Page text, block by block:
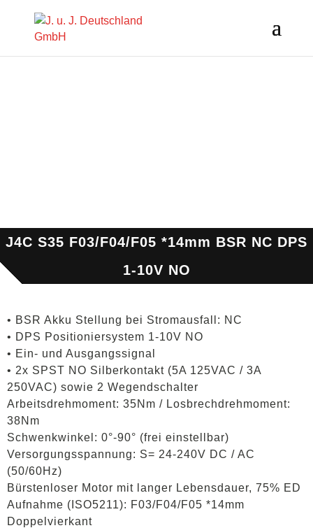
J4C S35 F03/F04/F05 *14mm BSR NC DPS
1-10V NO
• BSR Akku Stellung bei Stromausfall: NC
• DPS Positioniersystem 1-10V NO
• Ein- und Ausgangssignal
• 2x SPST NO Silberkontakt (5A 125VAC / 3A
250VAC) sowie 2 Wegendschalter
Arbeitsdrehmoment: 35Nm / Losbrechdrehmoment:
38Nm
Schwenkwinkel: 0°-90° (frei einstellbar)
Versorgungsspannung: S= 24-240V DC / AC
(50/60Hz)
Bürstenloser Motor mit langer Lebensdauer, 75% ED
Aufnahme (ISO5211): F03/F04/F05 *14mm
Doppelvierkant